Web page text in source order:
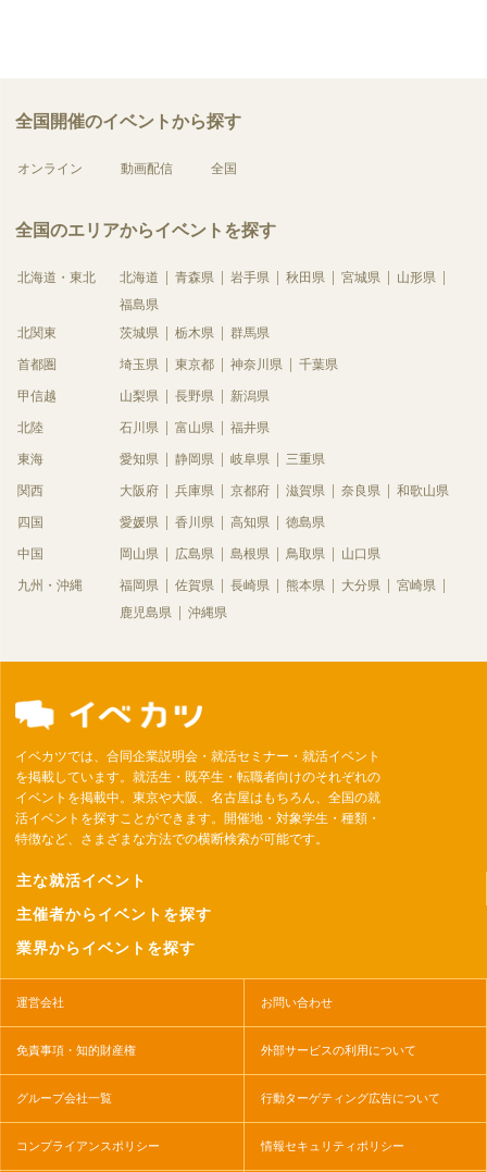
全国開催のイベントから探す
オンライン 動画配信 全国
全国のエリアからイベントを探す
北海道・東北 北海道 青森県 岩手県 秋田県 宮城県
山形県
福島県
北関東
茨城県 栃木県 群馬県
首都圏 埼玉県 東京都 神奈川県 千葉県
甲信越 山梨県 長野県 新潟県
北陸 石川県 富山県 福井県
東海 愛知県 静岡県 岐阜県 三重県
関西 大阪府 兵庫県 京都府 滋賀県 奈良県 和歌山県
四国 愛媛県 香川県 高知県 徳島県
中国 岡山県 広島県 島根県 鳥取県 山口県
九州・沖縄 福岡県 佐賀県 長崎県 熊本県 大分県
宮崎県
鹿児島県
沖縄県
イベカツでは、合同企業説明会・就活セミナー・就活イベント
を掲載しています。就活生・既卒生・転職者向けのそれぞれの
イベントを掲載中。東京や大阪、名古屋はもちろん、全国の就
活イベントを探すことができます。開催地・対象学生・種類・
特徴など、さまざまな方法での横断検索が可能です。
主な就活イベント
主催者からイベントを探す
業界からイベントを探す
運営会社 お問い合わせ
免責事項・知的財産権 外部サービスの利用について
グループ会社一覧 行動ターゲティング広告について
コンプライアンスポリシー 情報セキュリティポリシー